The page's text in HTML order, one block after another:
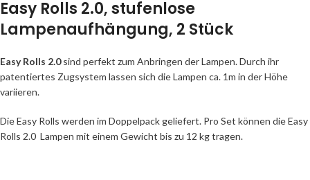
Easy Rolls 2.0, stufenlose
Lampenaufhängung, 2 Stück
Easy Rolls 2.0sind perfekt zum Anbringen der Lampen. Durch ihr
patentiertes Zugsystem lassen sich die Lampen ca. 1m in der Höhe
variieren.
Die Easy Rolls werden im Doppelpack geliefert. Pro Set können die Easy
Rolls 2.0 Lampen mit einem Gewicht bis zu 12 kg tragen.